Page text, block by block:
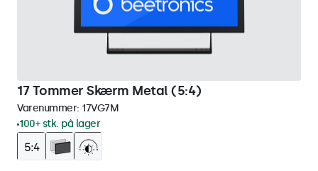
17 Tommer Skærm Metal (5:4)
Varenummer: 17VG7M
100+ stk. på lager